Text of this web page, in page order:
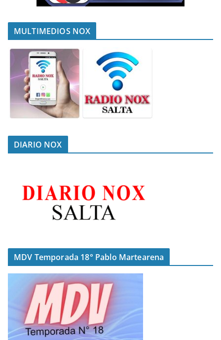
MULTIMEDIOS NOX
DIARIO NOX
MDV Temporada 18° Pablo Martearena